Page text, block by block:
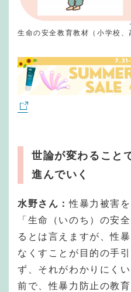
生命の安全教育教材（小学校、
世論が変わること
進んでいく
水野さん：性暴力被害
「生命（いのち）の安
るとは言えますが、性
なくすことが目的の手
ず、それがわかりにく
前で、性暴力防止の教